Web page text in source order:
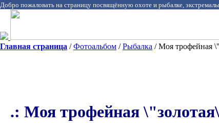
Добро пожаловать на страницу посвящённую охоте и рыбалке,
Главная страница /Фотоальбом /Рыбалка / Моя трофейная
.: Моя трофейная